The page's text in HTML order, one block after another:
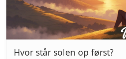
Hvor står solen op først?